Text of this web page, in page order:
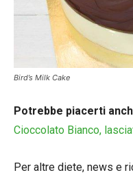
Bird’s Milk Cake
Potrebbe piacerti
Cioccolato Bianco,
Per altre diete, news e